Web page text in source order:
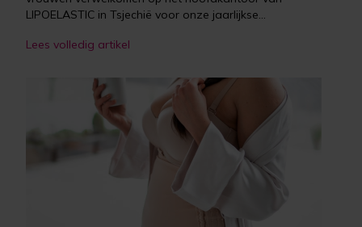
LIPOELASTIC in Tsjechië voor onze jaarlijkse...
Lees volledig artikel